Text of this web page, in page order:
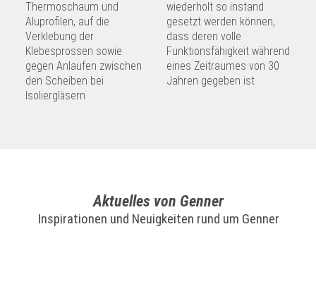
Thermoschaum und
Aluprofilen, auf die
Verklebung der
Klebesprossen sowie
gegen Anlaufen zwischen
den Scheiben bei
Isoliergläsern
wiederholt so instand
gesetzt werden können,
dass deren volle
Funktionsfähigkeit während
eines Zeitraumes von 30
Jahren gegeben ist
Aktuelles von Genner
Inspirationen und Neuigkeiten rund um Genner